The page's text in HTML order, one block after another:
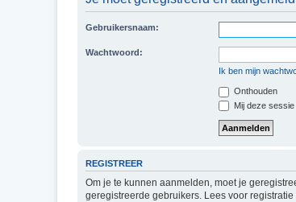
Gebruikersnaam:
Wachtwoord:
Ik ben mijn
Onthouden
Mij deze
REGISTREER
Om je te kunnen aanmelden, moet je
geregistreerde gebruikers. Lees voor